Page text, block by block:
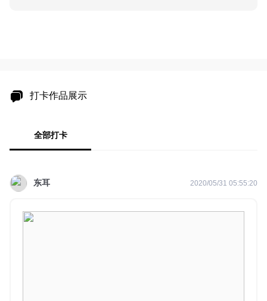
打卡作品展示
全部打卡
东耳 2020/05/31 05:55:20